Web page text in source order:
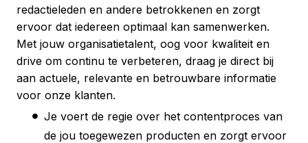
redactieleden en andere betrokkenen en zorgt
ervoor dat iedereen optimaal kan samenwerken.
Met jouw organisatietalent, oog voor kwaliteit en
drive om continu te verbeteren, draag je direct bij
aan actuele, relevante en betrouwbare informatie
voor onze klanten.
Je voert de regie over het contentproces van
de jou toegewezen producten en zorgt ervoor